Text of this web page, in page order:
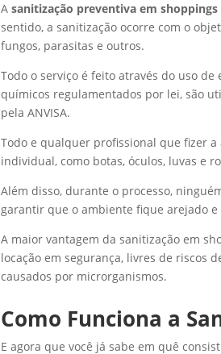
Asanitização preventiva em shoppings
sentido, a sanitização ocorre com o
fungos, parasitas e outros.
Todo o serviço é feito através do uso
químicos regulamentados por lei, são
pela ANVISA.
Todo e qualquer profissional que fizer
individual, como botas, óculos, luvas e
Além disso, durante o processo,
garantir que o ambiente fique arejado e
A maior vantagem da sanitização em
locação em segurança, livres de riscos
causados por microrganismos.
Como Funciona a
E agora que você já sabe em quê